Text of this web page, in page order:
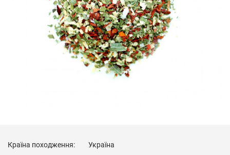
Країна походження: Україна